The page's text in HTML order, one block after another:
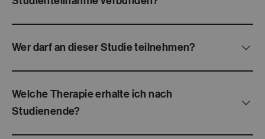
Wer darf an dieser Studie teilnehmen?
Welche Therapie erhalte ich nach
Studienende?